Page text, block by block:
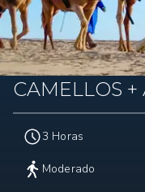
CAMELLOS
3 Horas
Moderado